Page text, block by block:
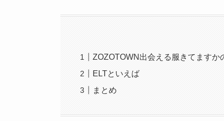
ZOZOTOWN出会える服きてますか
ELTといえば
まとめ